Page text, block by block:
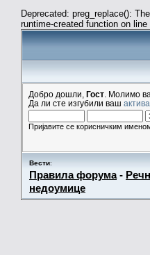
Deprecated: preg_replace():
runtime-created function on line
Добро дошли, Гост . Молимо
Да ли сте изгубили ваш
Пријавите се корисничким
Вести:
Правила форума-
недоумице